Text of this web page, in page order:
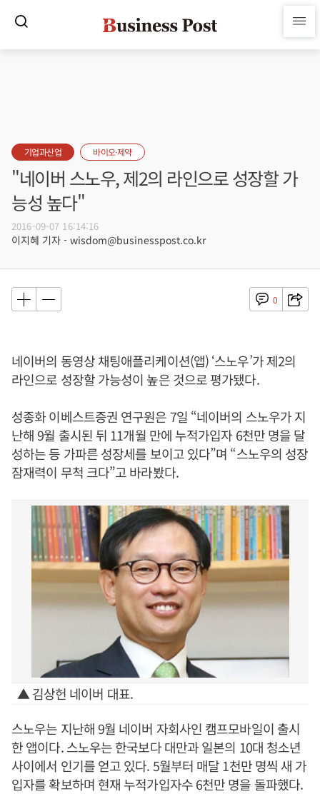
기업과산업 바이오·제약
"네이버 스노우, 제2의 라인으로 성장할 가
능성 높다"
2016-09-07 16:14:16
이지혜 기자 - wisdom@businesspost.co.kr
0
네이버의 동영상 채팅애플리케이션(앱) ‘스노우’가 제2의
라인으로 성장할 가능성이 높은 것으로 평가됐다.
성종화 이베스트증권 연구원은 7일 “네이버의 스노우가 지
난해 9월 출시된 뒤 11개월 만에 누적가입자 6천만 명을 달
성하는 등 가파른 성장세를 보이고 있다”며 “스노우의 성장
잠재력이 무척 크다”고 바라봤다.
▲ 김상헌 네이버 대표.
스노우는 지난해 9월 네이버 자회사인 캠프모바일이 출시
한 앱이다. 스노우는 한국보다 대만과 일본의 10대 청소년
사이에서 인기를 얻고 있다. 5월부터 매달 1천만 명씩 새 가
입자를 확보하며 현재 누적가입자수 6천만 명을 돌파했다.